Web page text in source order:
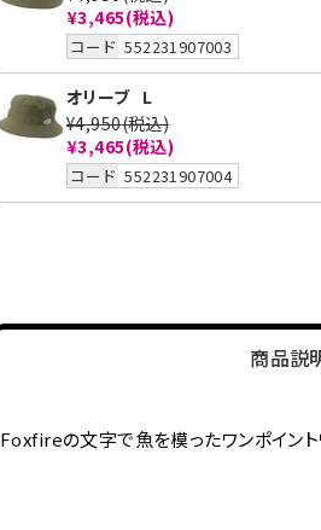
¥3,465(税込)
コード 552231907003
オリーブ L
¥4,950(税込)
¥3,465(税込)
コード 552231907004
商品説
Foxfireの文字で魚を模ったワンポイント